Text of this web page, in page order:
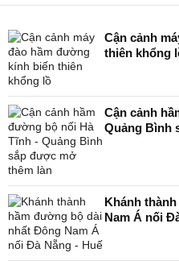
Cận cảnh
thiên khổng
Cận cảnh
Quảng Bình
Khánh
Nam Á nối